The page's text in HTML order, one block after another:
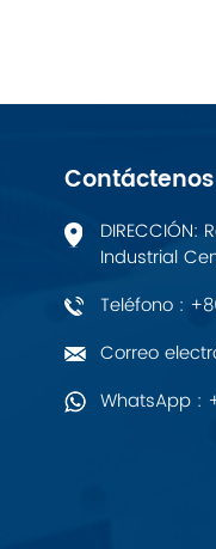
Xsens
7OCEAN
ANSON
Contáctenos
DIRECCIÓN:
Industrial
Teléfono :
Correo
WhatsApp :